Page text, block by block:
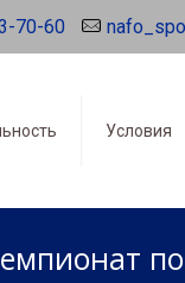
70-60
Условия